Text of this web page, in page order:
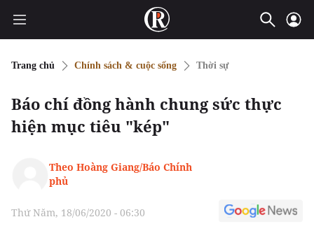
Trang chủ Chính sách & cuộc sống Thời sự
Báo chí đồng hành chung sức thực
hiện mục tiêu "kép"
Theo Hoàng Giang/Báo Chính
phủ
Thứ Năm, 18/06/2020 - 06:30